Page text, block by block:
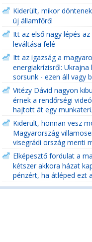
Kiderült, mikor
új államfőről
Itt az első nagy lépés
leváltása felé
Itt az igazság a
energiakrízisről: Ukrajna
sorsunk - ezen áll vagy
Vitézy Dávid nagyon
érnek a rendőrségi
hajtott át egy
Kiderült, honnan vesz
Magyarország
visegrádi ország menti
Elképesztő fordulat a
kétszer akkora házat
pénzért, ha átléped ezt